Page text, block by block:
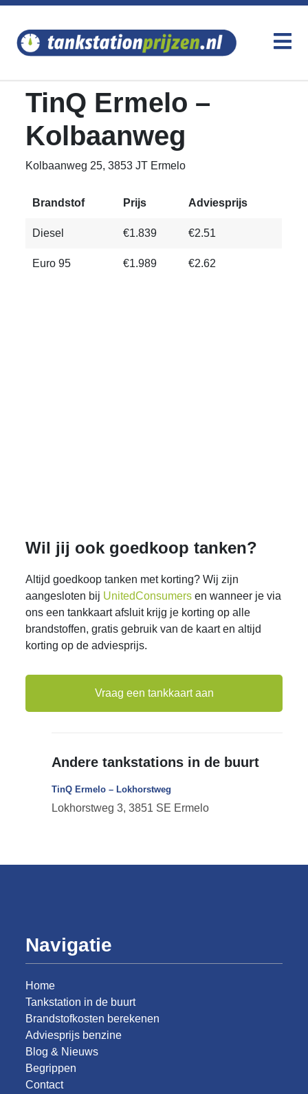
TinQ Ermelo –
Kolbaanweg
Kolbaanweg 25, 3853 JT Ermelo
Brandstof Prijs Adviesprijs
Diesel €1.839 €2.51
Euro 95 €1.989 €2.62
Wil jij ook goedkoop tanken?
Altijd goedkoop tanken met korting? Wij zijn
aangesloten bij UnitedConsumers en wanneer je via
ons een tankkaart afsluit krijg je korting op alle
brandstoffen, gratis gebruik van de kaart en altijd
korting op de adviesprijs.
Vraag een tankkaart aan
Andere tankstations in de buurt
TinQ Ermelo – Lokhorstweg
Lokhorstweg 3, 3851 SE Ermelo
Navigatie
Home
Tankstation in de buurt
Brandstofkosten berekenen
Adviesprijs benzine
Blog & Nieuws
Begrippen
Contact